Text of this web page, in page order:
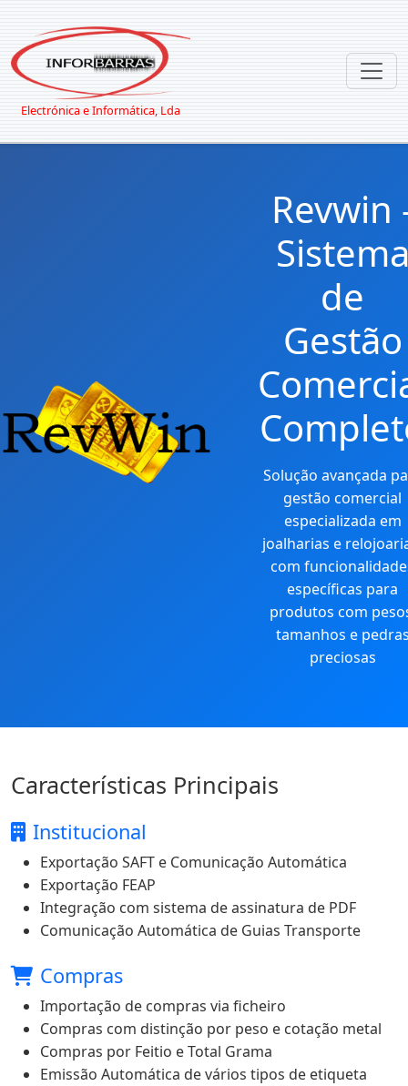
Electrónica e Informática, Lda
Revwin
de
Gestão
Solução avançada
gestão comercial
especializada em
joalharias e
com
específicas para
produtos com
tamanhos e
preciosas
Características Principais
Institucional
Exportação SAFT e Comunicação Automática
Exportação FEAP
Integração com sistema de assinatura de PDF
Comunicação Automática de Guias Transporte
Compras
Importação de compras via ficheiro
Compras com distinção por peso e cotação metal
Compras por Feitio e Total Grama
Emissão Automática de vários tipos de etiqueta